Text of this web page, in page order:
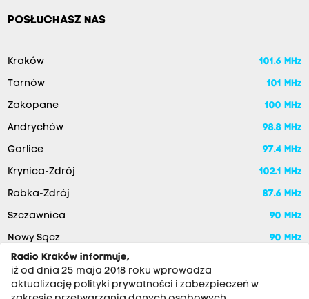
POSŁUCHASZ NAS
Kraków 101.6 MHz
Tarnów 101 MHz
Zakopane 100 MHz
Andrychów 98.8 MHz
Gorlice 97.4 MHz
Krynica-Zdrój 102.1 MHz
Rabka-Zdrój 87.6 MHz
Szczawnica 90 MHz
Nowy Sącz
90 MHz
Radio Kraków informuje,
iż od dnia 25 maja 2018 roku wprowadza
aktualizację polityki prywatności i zabezpieczeń w